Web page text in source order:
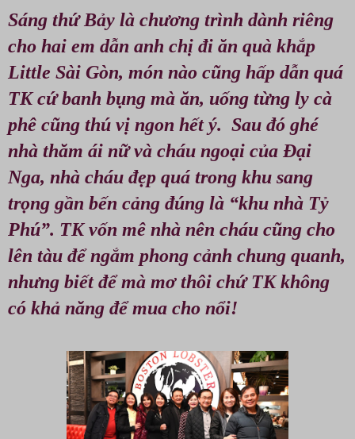
Sáng thứ Bảy là chương trình dành riêng
cho hai em dẫn anh chị đi ăn quà khắp
Little Sài Gòn, món nào cũng hấp dẫn quá
TK cứ banh bụng mà ăn, uống từng ly cà
phê cũng thú vị ngon hết ý. Sau đó ghé
nhà thăm ái nữ và cháu ngoại của Đại
Nga, nhà cháu đẹp quá trong khu sang
trọng gần bến cảng đúng là “khu nhà Tỷ
Phú”. TK vốn mê nhà nên cháu cũng cho
lên tàu để ngắm phong cảnh chung quanh,
nhưng biết để mà mơ thôi chứ TK không
có khả năng để mua cho nổi!